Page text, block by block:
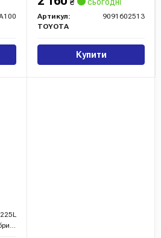
Артикул:
9091602513
TOYOTA
Купити